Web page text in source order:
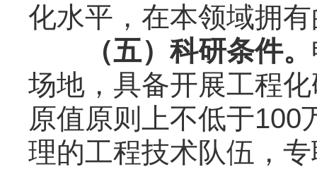
化水平，在本领域拥
（五）科研条件。
场地，具备开展工程
原值原则上不低于100
理的工程技术队伍，